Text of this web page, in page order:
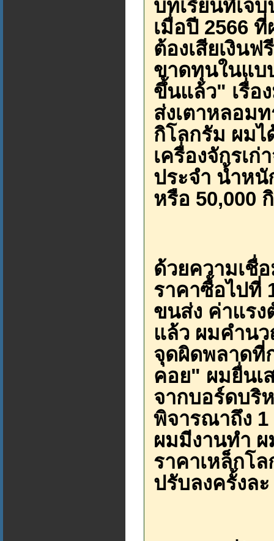
บทเรียนที่เจ็
เมื่อปี 2566
ต้องเสียเงิน
ขาดทุนในแบ
ขึ้นแล้ว" เรื่อ
ส่งเตาหลอม
กิโลกรัม ผมไ
เครื่องจักรเก่
ประจำ น้ำห
หรือ 50,000
ด้วยความเชื่
ราคาซื้อไปที่
ขนส่ง ค่าแรง
แล้ว ผมคำน
จุดผิดพลาดที่
คอย" ผมยื่นเ
จากบอร์ดบริ
พิจารณาถึง 1
ผมมีงานทำ
ราคาเหล็กโล
ปรับลงครั้งล